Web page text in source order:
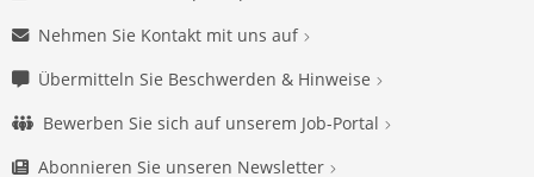
Nehmen Sie Kontakt mit uns auf
Übermitteln Sie Beschwerden & Hinweise
Bewerben Sie sich auf unserem Job-Portal
Abonnieren Sie unseren Newsletter